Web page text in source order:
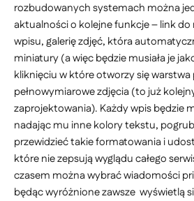
rozbudowanych systemach można
aktualności o kolejne funkcje – link do
wpisu, galerię zdjęć, która
miniatury (a więc będzie musiała je
kliknięciu w które otworzy się
pełnowymiarowe zdjęcia (to już
zaprojektowania). Każdy wpis będzie
nadając mu inne kolory tekstu,
przewidzieć takie formatowania i
które nie zepsują wyglądu całego
czasem można wybrać wiadomości
będąc wyróżnione zawsze wyświetlą